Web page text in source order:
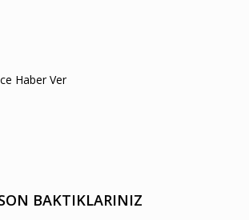
Haber Ver
BAKTIKLARINIZ